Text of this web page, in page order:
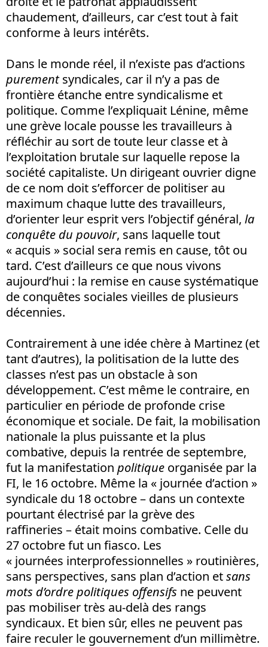
chaudement, d’ailleurs, car c’est tout à fait
conforme à leurs intérêts.
Dans le monde réel, il n’existe pas d’actions
purementsyndicales, car il n’y a pas de
frontière étanche entre syndicalisme et
politique. Comme l’expliquait Lénine, même
une grève locale pousse les travailleurs à
réfléchir au sort de toute leur classe et à
l’exploitation brutale sur laquelle repose la
société capitaliste. Un dirigeant ouvrier digne
de ce nom doit s’efforcer de politiser au
maximum chaque lutte des travailleurs,
d’orienter leur esprit vers l’objectif général, la
conquête du pouvoir, sans laquelle tout
« acquis » social sera remis en cause, tôt ou
tard. C’est d’ailleurs ce que nous vivons
aujourd’hui : la remise en cause systématique
de conquêtes sociales vieilles de plusieurs
décennies.
Contrairement à une idée chère à Martinez (et
tant d’autres), la politisation de la lutte des
classes n’est pas un obstacle à son
développement. C’est même le contraire, en
particulier en période de profonde crise
économique et sociale. De fait, la mobilisation
nationale la plus puissante et la plus
combative, depuis la rentrée de septembre,
fut la manifestation politique organisée par la
FI, le 16 octobre. Même la « journée d’action »
syndicale du 18 octobre – dans un contexte
pourtant électrisé par la grève des
raffineries – était moins combative. Celle du
27 octobre fut un fiasco. Les
« journées interprofessionnelles » routinières,
sans perspectives, sans plan d’action etsans
mots d’ordre politiques offensifs ne peuvent
pas mobiliser très au-delà des rangs
syndicaux. Et bien sûr, elles ne peuvent pas
faire reculer le gouvernement d’un millimètre.